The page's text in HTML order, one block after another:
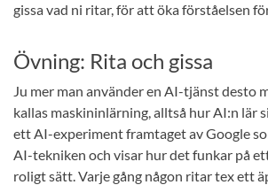
gissa vad ni ritar, för att öka förståelsen
Övning: Rita och gissa
Ju mer man använder en AI-tjänst desto
kallas maskininlärning, alltså hur AI:n lär
ett AI-experiment framtaget av Google
AI-tekniken och visar hur det funkar på
roligt sätt. Varje gång någon ritar tex ett